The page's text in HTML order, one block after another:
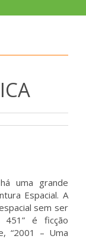
uma grande
Espacial. A
sem ser
451” é ficção
“2001 – Uma